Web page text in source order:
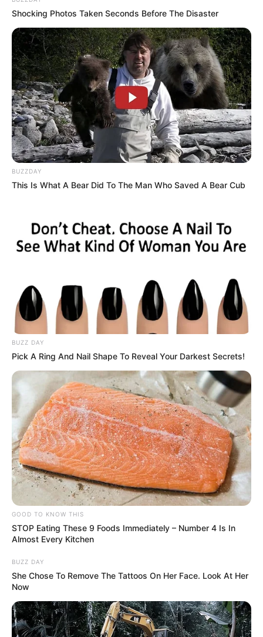
Shocking Photos Taken Seconds Before The Disaster
BUZZDAY
This Is What A Bear Did To The Man Who Saved A Bear Cub
BUZZ DAY
Pick A Ring And Nail Shape To Reveal Your Darkest Secrets!
GOOD TO KNOW THIS
STOP Eating These 9 Foods Immediately – Number 4 Is In
Almost Every Kitchen
BUZZ DAY
She Chose To Remove The Tattoos On Her Face. Look At Her
Now